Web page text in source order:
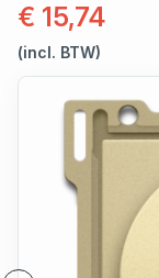
€ 15,74
(incl. BTW)